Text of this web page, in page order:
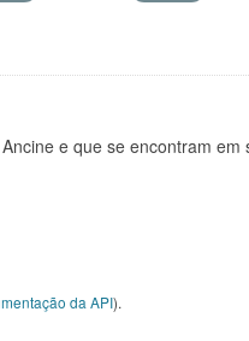
e que se encontram em
da API).